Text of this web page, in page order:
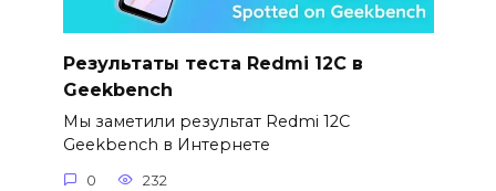
Результаты теста Redmi 12C в
Geekbench
Мы заметили результат Redmi 12C
Geekbench в Интернете
0 232